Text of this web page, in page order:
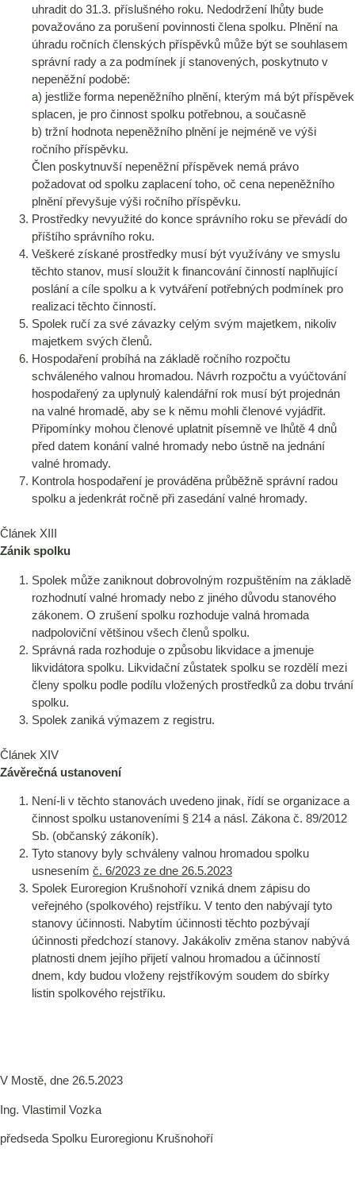
uhradit do 31.3. příslušného roku. Nedodržení lhůty bude
považováno za porušení povinnosti člena spolku. Plnění na
úhradu ročních členských příspěvků může být se souhlasem
správní rady a za podmínek jí stanovených, poskytnuto v
nepeněžní podobě:
a) jestliže forma nepeněžního plnění, kterým má být příspěvek
splacen, je pro činnost spolku potřebnou, a současně
b) tržní hodnota nepeněžního plnění je nejméně ve výši
ročního příspěvku.
Člen poskytnuvší nepeněžní příspěvek nemá právo
požadovat od spolku zaplacení toho, oč cena nepeněžního
plnění převyšuje výši ročního příspěvku.
Prostředky nevyužité do konce správního roku se převádí do
příštího správního roku.
Veškeré získané prostředky musí být využívány ve smyslu
těchto stanov, musí sloužit k financování činností naplňující
poslání a cíle spolku a k vytváření potřebných podmínek pro
realizaci těchto činností.
Spolek ručí za své závazky celým svým majetkem, nikoliv
majetkem svých členů.
Hospodaření probíhá na základě ročního rozpočtu
schváleného valnou hromadou. Návrh rozpočtu a vyúčtování
hospodařený za uplynulý kalendářní rok musí být projednán
na valné hromadě, aby se k němu mohli členové vyjádřit.
Připomínky mohou členové uplatnit písemně ve lhůtě 4 dnů
před datem konání valné hromady nebo ústně na jednání
valné hromady.
Kontrola hospodaření je prováděna průběžně správní radou
spolku a jedenkrát ročně při zasedání valné hromady.
Článek XIII
Zánik spolku
Spolek může zaniknout dobrovolným rozpuštěním na základě
rozhodnutí valné hromady nebo z jiného důvodu stanového
zákonem. O zrušení spolku rozhoduje valná hromada
nadpoloviční většinou všech členů spolku.
Správná rada rozhoduje o způsobu likvidace a jmenuje
likvidátora spolku. Likvidační zůstatek spolku se rozdělí mezi
členy spolku podle podílu vložených prostředků za dobu trvání
spolku.
Spolek zaniká výmazem z registru.
Článek XIV
Závěrečná ustanovení
Není-li v těchto stanovách uvedeno jinak, řídí se organizace a
činnost spolku ustanoveními § 214 a násl. Zákona č. 89/2012
Sb. (občanský zákoník).
Tyto stanovy byly schváleny valnou hromadou spolku
usnesením č. 6/2023 ze dne 26.5.2023
Spolek Euroregion Krušnohoří vzniká dnem zápisu do
veřejného (spolkového) rejstříku. V tento den nabývají tyto
stanovy účinnosti. Nabytím účinnosti těchto pozbývají
účinnosti předchozí stanovy. Jakákoliv změna stanov nabývá
platnosti dnem jejího přijetí valnou hromadou a účinností
dnem, kdy budou vloženy rejstříkovým soudem do sbírky
listin spolkového rejstříku.
V Mostě, dne 26.5.2023
Ing. Vlastimil Vozka
předseda Spolku Euroregionu Krušnohoří